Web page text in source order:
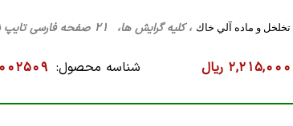
و ماده آلي خاك ، کلیه گرایش ها، 21 صفحه فارسی تایپ شده ، 143 کیلو بایت WORD
2,215,000 ریال شناسه محصول: